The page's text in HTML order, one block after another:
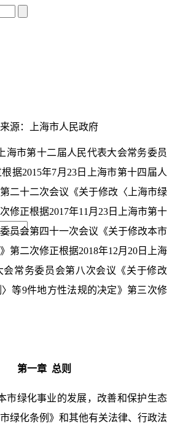
来源：上海市人民政府
海市第十二届人民代表大会常务委员
据2015年7月23日上海市第十四届人
二十二次会议《关于修改〈上海市绿
修正根据2017年11月23日上海市第十
员会第四十一次会议《关于修改本市
第二次修正根据2018年12月20日上海
常务委员会第八次会议《关于修改
〉等9件地方性法规的决定》第三次修
第一章 总则
市绿化事业的发展，改善和保护生态
绿化条例》和其他有关法律、行政法